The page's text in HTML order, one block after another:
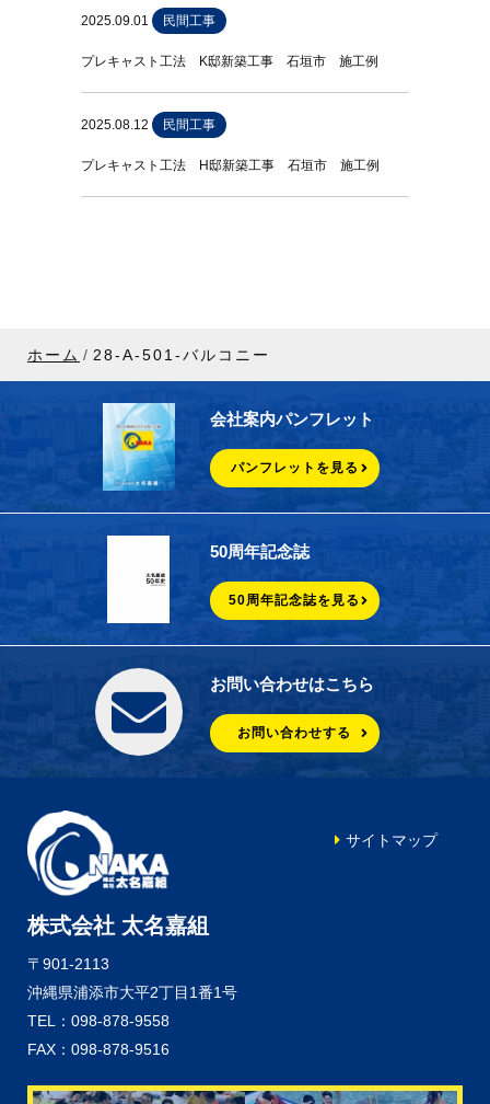
2025.09.01 民間工事
プレキャスト工法 K邸新築工事 石垣市 施工例
2025.08.12 民間工事
プレキャスト工法 H邸新築工事 石垣市 施工例
ホーム 28-A-501-バルコニー
会社案内パンフレット
パンフレットを見る
50周年記念誌
50周年記念誌を見る
お問い合わせはこちら
お問い合わせする
株式会社 太名嘉組
〒901-2113
沖縄県浦添市大平2丁目1番1号
TEL：098-878-9558
FAX：098-878-9516
サイトマップ